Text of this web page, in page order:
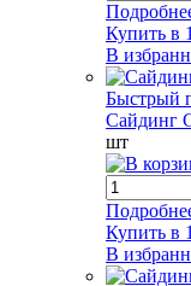
Купить в
В
Быстрый
Сайдинг
шт
Купить в
В